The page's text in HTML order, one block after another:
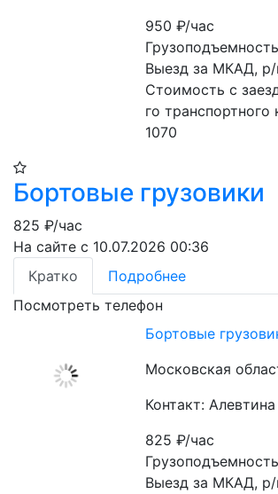
950₽/час
Выезд за МКАД,
Стоимость с
го транспортного
1070
Бортовые грузовики
825 ₽/час
На сайте с 10.07.2026 00:36
Кратко
Подробнее
Посмотреть телефон
Бортовые
Московская
Контакт:
825₽/час
Выезд за МКАД,